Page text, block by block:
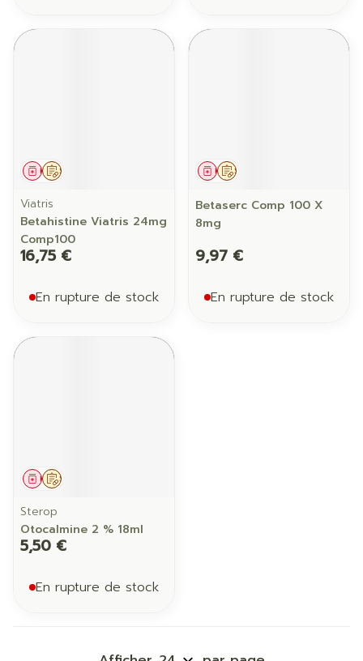
Sur prescription
Médicament
Viatris
Betahistine Viatris 24mg
Comp100
16,75 €
En rupture de stock
Sur prescription
Médicament
Betaserc Comp 100 X
8mg
9,97 €
En rupture de stock
Sur prescription
Médicament
Sterop
Otocalmine 2 % 18ml
5,50 €
En rupture de stock